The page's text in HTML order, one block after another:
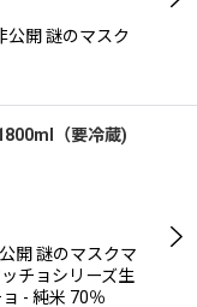
公開 謎のマスク
（要冷蔵)
開 謎のマスクマ
チョシリーズ生
- 純米 70％